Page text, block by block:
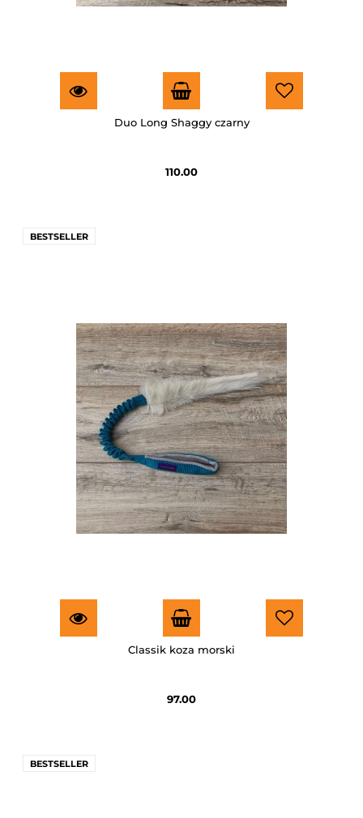
Duo Long Shaggy czarny
110.00
BESTSELLER
Classik koza morski
97.00
BESTSELLER